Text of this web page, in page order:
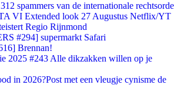
spammers van de internationale rechtsorde
VI Extended look 27 Augustus Netflix/YT
Regio Rijnmond
#294] supermarkt Safari
Brennan!
2025 #243 Alle dikzakken willen op je
in 2026?Post met een vleugje cynisme de